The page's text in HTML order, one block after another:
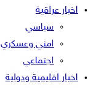
اخبار عراقية
سياسي
امني وعسكري
اجتماعي
اخبار اقليمية ودولية